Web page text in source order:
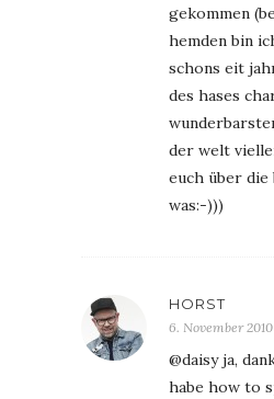
gekommen
hemden bin
schons eit
des hases
der welt
euch über die
was:-)))
HORST
6. November
@daisy ja,
habe how to